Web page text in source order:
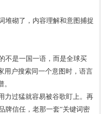
堆砌了，内容理解和意图捕捉
不是一国一语，而是全球买
用户搜索同一个意图时，语言
力过猛就容易被谷歌盯上。再
牌信任，老那一套“关键词密